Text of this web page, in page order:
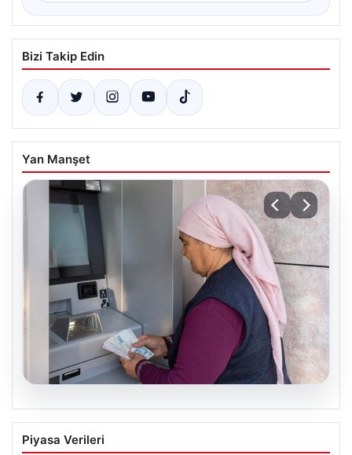
Bizi Takip Edin
Yan Manşet
Emekli Maaşı Ödemeleri Ne Zaman
Yatacak? SGK, Bağ-Kur ve Emekli
Piyasa Verileri